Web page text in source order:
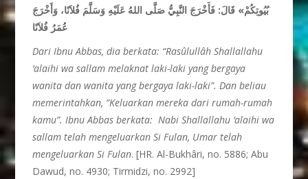
بُيُوتِكُمْ» قَالَ: فَأَخْرَجَ النَّبِيُّ صَلَّى اللهُ عَلَيْهِ وَسَلَّمَ فُلاَنًا، وَأَخْرَجَ
عُمَرُ فُلاَنًا
Dari Ibnu Abbas, dia berkata: “Rasûlullâh Shallallahu
‘alaihi wa sallam melaknat laki-laki yang bergaya
wanita dan wanita yang bergaya laki-laki”. Dan beliau
memerintahkan, “Keluarkan mereka dari rumah-rumah
kamu”. Ibnu Abbas berkata: Nabi Shallallahu ‘alaihi wa
sallam telah mengeluarkan Si Fulan, Umar telah
mengeluarkan Si Fulan. [HR. Al-Bukhâri, no. 5886; Abu
Dawud, no. 4930; Tirmidzi, no. 2992]